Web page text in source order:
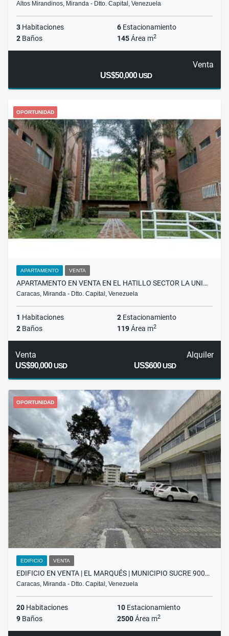
Altos Mirandinos, Miranda - Dtto. Capital, Venezuela
3 Habitaciones 6 Estacionamiento
2 Baños 145Área m2
Venta
US$50,000USD
OPORTUNIDAD
APARTAMENTO VENTA
APARTAMENTO EN VENTA EN EL HATILLO SECTOR LA UNI…
Caracas, Miranda - Dtto. Capital, Venezuela
1 Habitaciones 2 Estacionamiento
2 Baños 119Área m2
Venta
US$90,000USD
Alquiler
US$600USD
OPORTUNIDAD
EDIFICIO VENTA
EDIFICIO EN VENTA | EL MARQUÉS | MUNICIPIO SUCRE 900…
Caracas, Miranda - Dtto. Capital, Venezuela
20 Habitaciones 10 Estacionamiento
9 Baños 2500Área m2